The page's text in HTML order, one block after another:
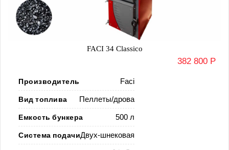
FACI 34 Classico
382 800 Р
Производитель Faci
Вид топлива Пеллеты/дрова
Емкость бункера 500 л
Система подачиДвух-шнековая